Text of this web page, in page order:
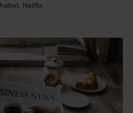
Netflix